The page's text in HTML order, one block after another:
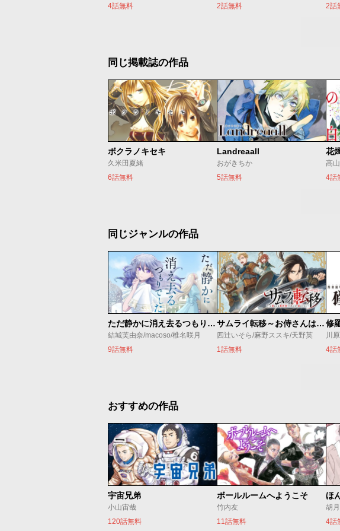
4話無料
2話無料
2話
同じ掲載誌の作品
ボクラノキセキ
久米田夏緒
6話無料
Landreaall
おがきちか
5話無料
花
高
4話
同じジャンルの作品
ただ静かに消え去るつもりでした
結城芙由奈/macoso/椎名咲月
9話無料
サムライ転移～お侍さんは異世界でもあんまり変わらない～
四辻いそら/麻野ススキ/天野英
1話無料
川
4話
おすすめの作品
宇宙兄弟
小山宙哉
120話無料
ボールルームへようこそ
竹内友
11話無料
ほ
胡月
4話